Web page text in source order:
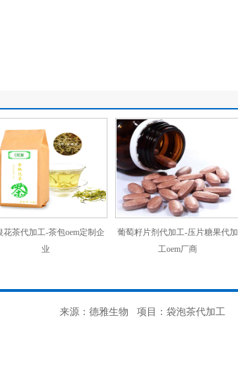
花茶代加工-茶包oem定制企
业
葡萄籽片剂代加工-压片糖果代加
工oem厂商
来源：德雅生物 项目：袋泡茶代加工